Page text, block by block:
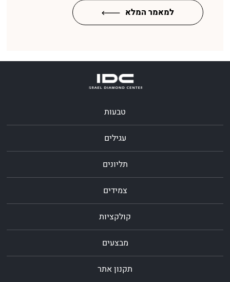
למאמר המלא
טבעות
עגילים
תליונים
צמידים
קולקציות
מבצעים
תקנון אתר